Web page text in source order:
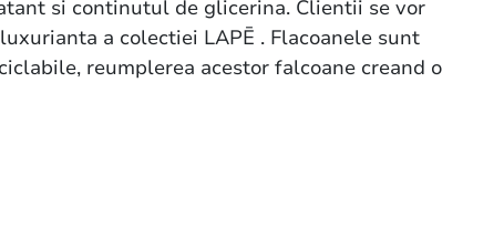
si continutul de glicerina. Clientii se vor
a colectiei LAPĒ . Flacoanele sunt
reumplerea acestor falcoane creand o